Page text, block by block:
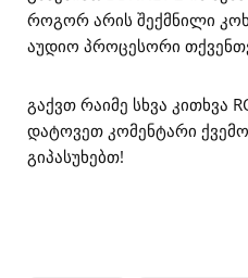
როგორ არის შექმნილი
აუდიო პროცესორი
გაქვთ რაიმე სხვა კითხვა
დატოვეთ კომენტარი
გიპასუხებთ!